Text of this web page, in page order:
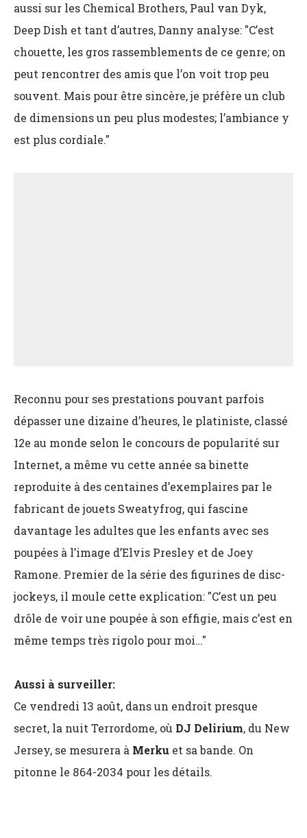
aussi sur les Chemical Brothers, Paul van Dyk,
Deep Dish et tant d’autres, Danny analyse: "C’est
chouette, les gros rassemblements de ce genre; on
peut rencontrer des amis que l’on voit trop peu
souvent. Mais pour être sincère, je préfère un club
de dimensions un peu plus modestes; l’ambiance y
est plus cordiale."
Reconnu pour ses prestations pouvant parfois
dépasser une dizaine d’heures, le platiniste, classé
12e au monde selon le concours de popularité sur
Internet, a même vu cette année sa binette
reproduite à des centaines d’exemplaires par le
fabricant de jouets Sweatyfrog, qui fascine
davantage les adultes que les enfants avec ses
poupées à l’image d’Elvis Presley et de Joey
Ramone. Premier de la série des figurines de disc-
jockeys, il moule cette explication: "C’est un peu
drôle de voir une poupée à son effigie, mais c’est en
même temps très rigolo pour moi…"
Aussi à surveiller:
Ce vendredi 13 août, dans un endroit presque
secret, la nuit Terrordome, où DJ Delirium, du New
Jersey, se mesurera à Merku et sa bande. On
pitonne le 864-2034 pour les détails.